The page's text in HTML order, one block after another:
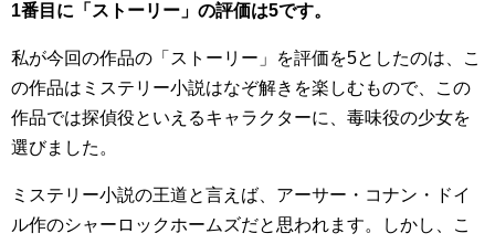
1番目に「ストーリー」の評価は5です。
私が今回の作品の「ストーリー」を評価を5としたのは、こ
の作品はミステリー小説はなぞ解きを楽しむもので、この
作品では探偵役といえるキャラクターに、毒味役の少女を
選びました。
ミステリー小説の王道と言えば、アーサー・コナン・ドイ
ル作のシャーロックホームズだと思われます。しかし、こ